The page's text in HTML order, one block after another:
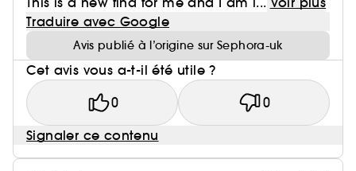
Traduire avec Google
Avis publié à l’origine sur Sephora-uk
Cet avis vous a-t-il été utile ?
0 0
Signaler ce contenu